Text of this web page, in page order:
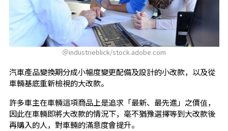
＠industrieblick/stock.adobe.com
汽車產品變換期分成小幅度變更配備及設計的小改款，以及從
車輛基底重新檢視的大改款。
許多車主在車輛這項商品上是追求「最新、最先進」之價值，
因此在車輛即將大改款的情況下，毫不猶豫選擇等到大改款後
再購入的人，對車輛的滿意度會提升。